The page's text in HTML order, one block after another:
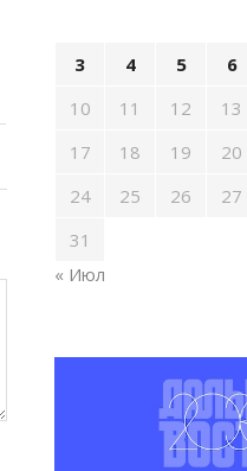
3
4 5 6
10
11 12 13
17
18 19 20
24
25 26 27
31
« Июл